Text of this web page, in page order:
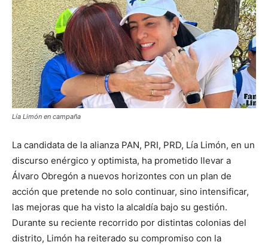
Lía Limón en campaña
La candidata de la alianza PAN, PRI, PRD, Lía Limón, en un
discurso enérgico y optimista, ha prometido llevar a
Álvaro Obregón a nuevos horizontes con un plan de
acción que pretende no solo continuar, sino intensificar,
las mejoras que ha visto la alcaldía bajo su gestión.
Durante su reciente recorrido por distintas colonias del
distrito, Limón ha reiterado su compromiso con la